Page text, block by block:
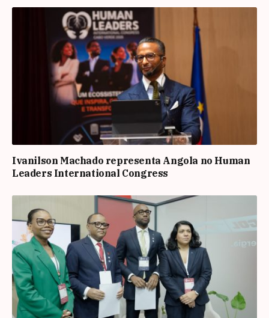
Ivanilson Machado representa Angola no Human
Leaders International Congress